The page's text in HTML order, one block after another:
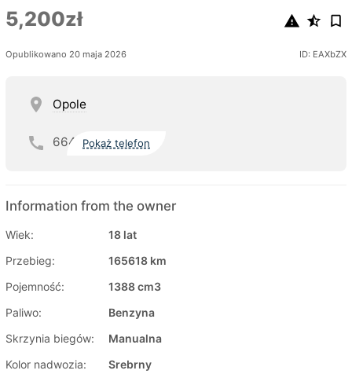
5,200zł
Opublikowano 20 maja 2026 ID: EAXbZX
Opole
664 Pokaż telefon
Information from the owner
Wiek:
18 lat
Przebieg:
165618 km
Pojemność:
1388 cm3
Paliwo:
Benzyna
Skrzynia biegów:
Manualna
Kolor nadwozia:
Srebrny